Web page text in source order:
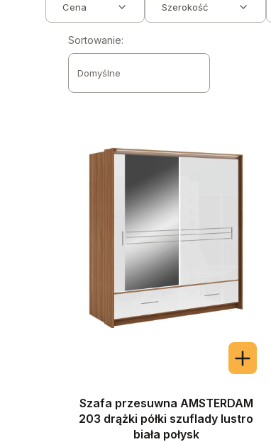
Cena Szerokość
Koniec filtrów
Lista produktów
Sortowanie:
Domyślne
Szafa przesuwna AMSTERDAM
203 drążki półki szuflady lustro
biała połysk